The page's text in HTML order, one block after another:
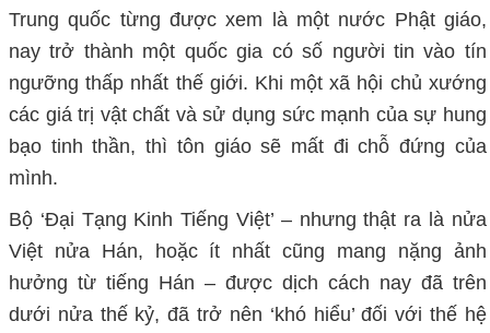
Trung quốc từng được xem là một nước Phật giáo,
nay trở thành một quốc gia có số người tin vào tín
ngưỡng thấp nhất thế giới. Khi một xã hội chủ xướng
các giá trị vật chất và sử dụng sức mạnh của sự hung
bạo tinh thần, thì tôn giáo sẽ mất đi chỗ đứng của
mình.
Bộ ‘Đại Tạng Kinh Tiếng Việt’ – nhưng thật ra là nửa
Việt nửa Hán, hoặc ít nhất cũng mang nặng ảnh
hưởng từ tiếng Hán – được dịch cách nay đã trên
dưới nửa thế kỷ, đã trở nên ‘khó hiểu’ đối với thế hệ